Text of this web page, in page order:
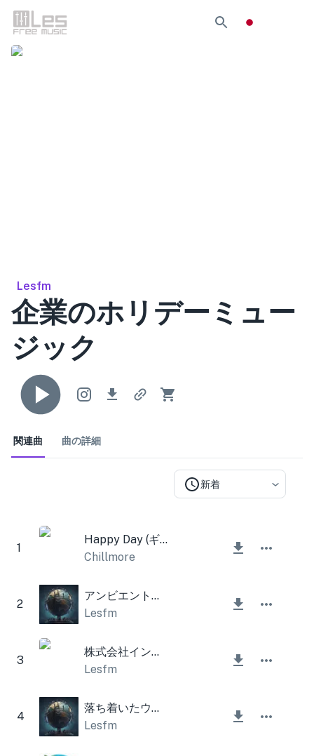
Lesfm
企業のホリデーミュー
ジック
関連曲 曲の詳細
新着
1
Happy Day (ギターヘイとヴァイオリン)
Chillmore
2
アンビエントモーション
Lesfm
3
株式会社インスピレーションモーニングコーポレーション
Lesfm
4
落ち着いたウクレレとアコースティック ギター
Lesfm